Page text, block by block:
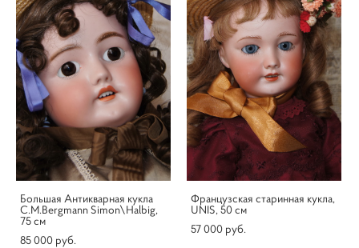
Большая Антикварная кукла
C.M.Bergmann Simon\Halbig,
75 см
85 000 pуб.
Французская старинная кукла,
UNIS, 50 см
57 000 pуб.